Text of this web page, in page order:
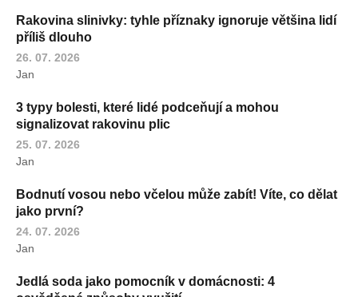
Rakovina slinivky: tyhle příznaky ignoruje většina lidí
příliš dlouho
26. 07. 2026
Jan
3 typy bolesti, které lidé podceňují a mohou
signalizovat rakovinu plic
25. 07. 2026
Jan
Bodnutí vosou nebo včelou může zabít! Víte, co dělat
jako první?
24. 07. 2026
Jan
Jedlá soda jako pomocník v domácnosti: 4